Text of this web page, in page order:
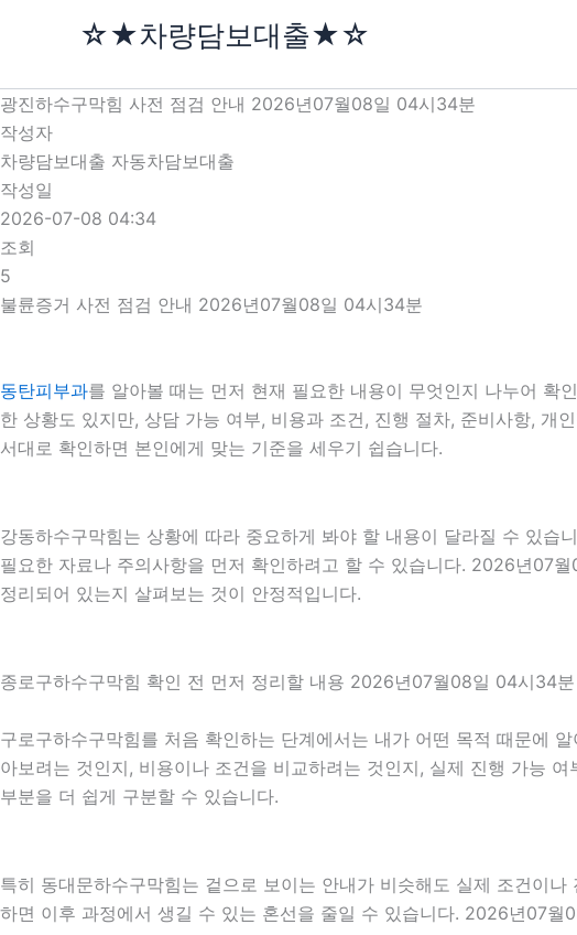
로
건
너
뛰
기
☆★차량담보대출★☆
광진하수구막힘 사전 점검 안내 2026년07월08일 04시34분
작성자
차량담보대출 자동차담보대출
작성일
2026-07-08 04:34
조회
5
불륜증거 사전 점검 안내 2026년07월08일 04시34분
동탄피부과를 알아볼 때는 먼저 현재 필요한 내용이 무엇인지 나누어
한 상황도 있지만, 상담 가능 여부, 비용과 조건, 진행 절차, 준비사항, 개
서대로 확인하면 본인에게 맞는 기준을 세우기 쉽습니다.
강동하수구막힘는 상황에 따라 중요하게 봐야 할 내용이 달라질 수 있
필요한 자료나 주의사항을 먼저 확인하려고 할 수 있습니다. 2026년07
정리되어 있는지 살펴보는 것이 안정적입니다.
종로구하수구막힘 확인 전 먼저 정리할 내용 2026년07월08일 04시34분
구로구하수구막힘를 처음 확인하는 단계에서는 내가 어떤 목적 때문에
아보려는 것인지, 비용이나 조건을 비교하려는 것인지, 실제 진행 가능
부분을 더 쉽게 구분할 수 있습니다.
특히 동대문하수구막힘는 겉으로 보이는 안내가 비슷해도 실제 조건이
하면 이후 과정에서 생길 수 있는 혼선을 줄일 수 있습니다. 2026년07